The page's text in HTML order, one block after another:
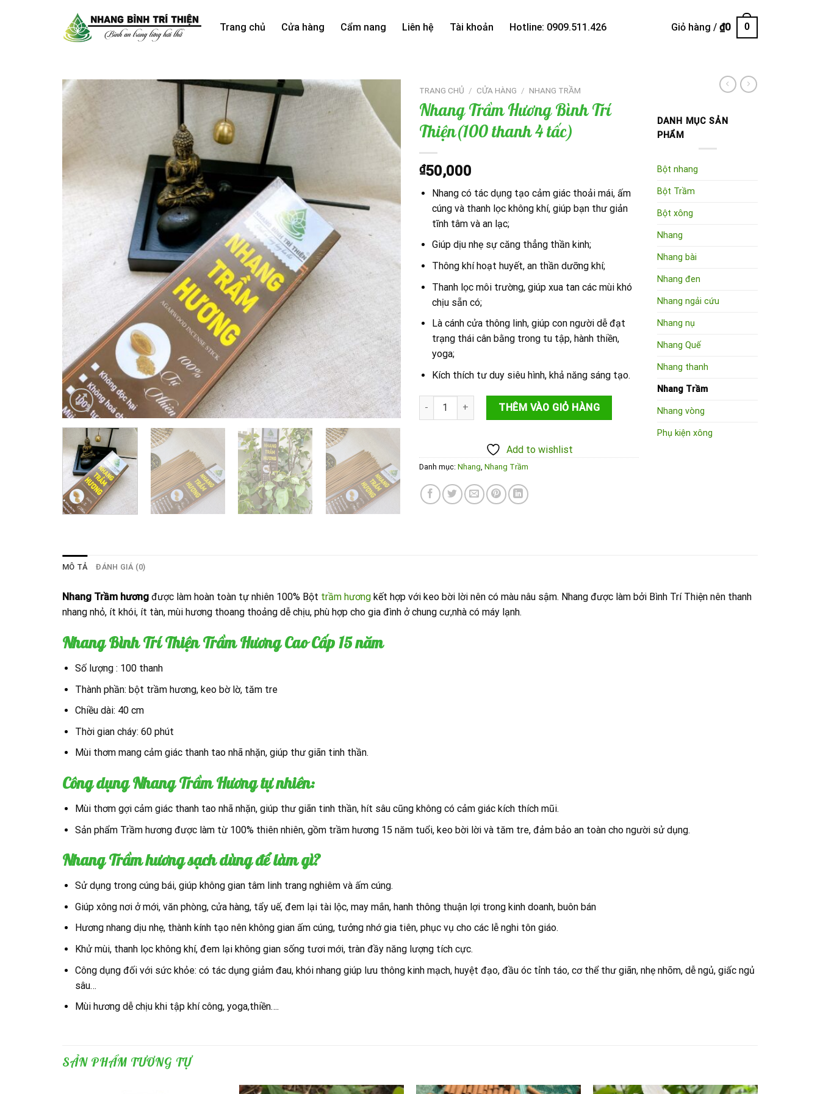
Trang chủ Cửa hàng Cẩm nang Liên hệ Tài khoản Hotline: 0909.511.426 Giỏ hàng / ₫0 0
TRANG CHỦ / CỬA HÀNG / NHANG TRẦM
Nhang Trầm Hương Bình Trí
Thiện(100 thanh 4 tấc)
₫50,000
Nhang có tác dụng tạo cảm giác thoải mái, ấm
cúng và thanh lọc không khí, giúp bạn thư giản
tĩnh tâm và an lạc;
Giúp dịu nhẹ sự căng thẳng thần kinh;
Thông khí hoạt huyết, an thần dưỡng khí;
Thanh lọc môi trường, giúp xua tan các mùi khó
chịu sẵn có;
Là cánh cửa thông linh, giúp con người dễ đạt
trạng thái cân bằng trong tu tập, hành thiền,
yoga;
Kích thích tư duy siêu hình, khả năng sáng tạo.
Nhang Trầm Hương Bình Trí Thiện(100 thanh 4 tấc) số lượng
THÊM VÀO GIỎ HÀNG
Add to wishlist
Danh mục: Nhang, Nhang Trầm
DANH MỤC SẢN
PHẨM
Bột nhang
Bột Trầm
Bột xông
Nhang
Nhang bài
Nhang đen
Nhang ngải cứu
Nhang nụ
Nhang Quế
Nhang thanh
Nhang Trầm
Nhang vòng
Phụ kiện xông
MÔ TẢ ĐÁNH GIÁ (0)
Nhang Trầm hương được làm hoàn toàn tự nhiên 100% Bột trầm hương kết hợp với keo bời lời nên có màu nâu sậm. Nhang được làm bởi Bình Trí Thiện nên thanh
nhang nhỏ, ít khói, ít tàn, mùi hương thoang thoảng dễ chịu, phù hợp cho gia đình ở chung cư,nhà có máy lạnh.
Nhang Bình Trí Thiện Trầm Hương Cao Cấp 15 năm
Số lượng : 100 thanh
Thành phần: bột trầm hương, keo bờ lờ, tăm tre
Chiều dài: 40 cm
Thời gian cháy: 60 phút
Mùi thơm mang cảm giác thanh tao nhã nhặn, giúp thư giãn tinh thần.
Công dụng Nhang Trầm Hương tự nhiên:
Mùi thơm gợi cảm giác thanh tao nhã nhặn, giúp thư giãn tinh thần, hít sâu cũng không có cảm giác kích thích mũi.
Sản phẩm Trầm hương được làm từ 100% thiên nhiên, gồm trầm hương 15 năm tuổi, keo bời lời và tăm tre, đảm bảo an toàn cho người sử dụng.
Nhang Trầm hương sạch dùng để làm gì?
Sử dụng trong cúng bái, giúp không gian tâm linh trang nghiêm và ấm cúng.
Giúp xông nơi ở mới, văn phòng, cửa hàng, tẩy uế, đem lại tài lộc, may mắn, hanh thông thuận lợi trong kinh doanh, buôn bán
Hương nhang dịu nhẹ, thành kính tạo nên không gian ấm cúng, tưởng nhớ gia tiên, phục vụ cho các lễ nghi tôn giáo.
Khử mùi, thanh lọc không khí, đem lại không gian sống tươi mới, tràn đầy năng lượng tích cực.
Công dụng đối với sức khỏe: có tác dụng giảm đau, khói nhang giúp lưu thông kinh mạch, huyệt đạo, đầu óc tỉnh táo, cơ thể thư giãn, nhẹ nhõm, dễ ngủ, giấc ngủ
sâu…
Mùi hương dễ chịu khi tập khí công, yoga,thiền….
SẢN PHẨM TƯƠNG TỰ